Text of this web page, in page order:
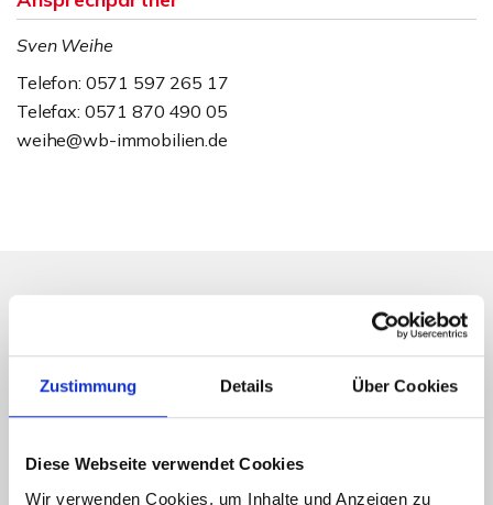
Zustimmung Details Über Cookies
Diese Webseite verwendet Cookies
Wir verwenden Cookies, um Inhalte und Anzeigen zu
Sven Weihe
Telefon: 0571 597 265 17
Telefax: 0571 870 490 05
weihe@wb-immobilien.de
117 kWh / (m²*a)